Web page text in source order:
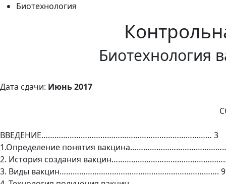
Биотехнология
Биотехнология
Дата сдачи: Июнь 2017
ВВЕДЕНИЕ…………………………………………………………………… 3
1.Определение понятия
2. История создания
3. Виды вакцин………………………………………………………………. 9